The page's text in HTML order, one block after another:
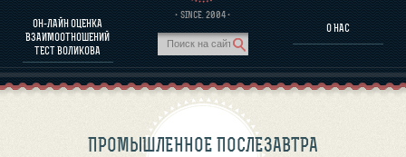
ОН-ЛАЙН ОЦЕНКА
ВЗАИМООТНОШЕНИЙ
ТЕСТ ВОЛИКОВА
· SINCE. 2004 ·
О НАС
О ПРОГРАММЕ
ПРОГНОЗЫ И АНАЛИТИКА
ПРОМЫШЛЕННОЕ ПОСЛЕЗАВТРА